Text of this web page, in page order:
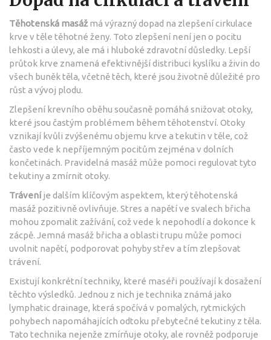
Těhotenská masáž má výrazný dopad na zlepšení cirkulace
krve v těle těhotné ženy. Toto zlepšení není jen o pocitu
lehkosti a úlevy, ale má i hluboké zdravotní důsledky. Lepší
průtok krve znamená efektivnější distribuci kyslíku a živin do
všech buněk těla, včetně těch, které jsou životně důležité pro
růst a vývoj plodu.
Zlepšení krevního oběhu současně pomáhá snižovat otoky,
které jsou častým problémem během těhotenství. Otoky
vznikají kvůli zvýšenému objemu krve a tekutin v těle, což
často vede k nepříjemným pocitům zejména v dolních
končetinách. Pravidelná masáž může pomoci regulovat tyto
tekutiny a zmírnit otoky.
Tráveníje dalším klíčovým aspektem, který těhotenská
masáž pozitivně ovlivňuje. Stres a napětí ve svalech břicha
mohou zpomalit zažívání, což vede k nepohodlí a dokonce k
zácpě. Jemná masáž břicha a oblasti trupu může pomoci
uvolnit napětí, podporovat pohyby střev a tím zlepšovat
trávení.
Existují konkrétní techniky, které maséři používají k dosažení
těchto výsledků. Jednou z nich je technika známá jako
lymphatic drainage, která spočívá v pomalých, rytmických
pohybech napomáhajících odtoku přebytečné tekutiny z těla.
Tato technika nejenže zmírňuje otoky, ale rovněž podporuje